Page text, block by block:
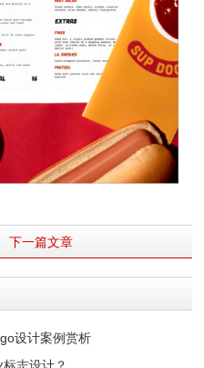
下一篇文章
设计案例赏析